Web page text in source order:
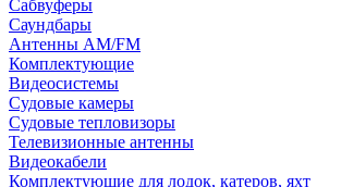
Сабвуферы
Саундбары
Антенны AM/FM
Комплектующие
Видеосистемы
Судовые камеры
Cудовые тепловизоры
Телевизионные антенны
Видеокабели
Комплектующие для лодок, катеров, яхт